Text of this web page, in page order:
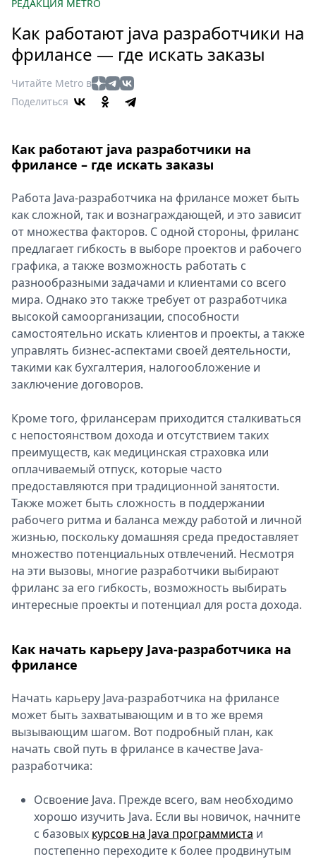
Мир
Здоровье
Еда
Туризм
Кино
Книги
Выставки
Пресс-
релизы
О
Metro
Стримы
Спецпроекты
Звезды
Выборы
2026
Metro
РЕДАКЦИЯ METRO
Как работают java разработчики на
фрилансе — где искать заказы
Читайте Metro в
Поделиться
Как работают java разработчики на
фрилансе – где искать заказы
Работа Java-разработчика на фрилансе может быть
как сложной, так и вознаграждающей, и это зависит
от множества факторов. С одной стороны, фриланс
предлагает гибкость в выборе проектов и рабочего
графика, а также возможность работать с
разнообразными задачами и клиентами со всего
мира. Однако это также требует от разработчика
высокой самоорганизации, способности
самостоятельно искать клиентов и проекты, а также
управлять бизнес-аспектами своей деятельности,
такими как бухгалтерия, налогообложение и
заключение договоров.
Кроме того, фрилансерам приходится сталкиваться
с непостоянством дохода и отсутствием таких
преимуществ, как медицинская страховка или
оплачиваемый отпуск, которые часто
предоставляются при традиционной занятости.
Также может быть сложность в поддержании
рабочего ритма и баланса между работой и личной
жизнью, поскольку домашняя среда предоставляет
множество потенциальных отвлечений. Несмотря
на эти вызовы, многие разработчики выбирают
фриланс за его гибкость, возможность выбирать
интересные проекты и потенциал для роста дохода.
Как начать карьеру Java-разработчика на
фрилансе
Начать карьеру Java-разработчика на фрилансе
может быть захватывающим и в то же время
вызывающим шагом. Вот подробный план, как
начать свой путь в фрилансе в качестве Java-
разработчика:
Освоение Java. Прежде всего, вам необходимо
хорошо изучить Java. Если вы новичок, начните
с базовых курсов на Java программиста и
постепенно переходите к более продвинутым